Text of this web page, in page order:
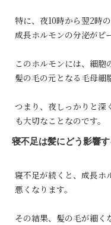
特に、夜10時から翌2時
成長ホルモンの分泌がピ
このホルモンには、細胞
髪の毛の元となる毛母細
つまり、夜しっかりと深
も大切なことなのです。
寝不足は髪にどう影響す
寝不足が続くと、成長ホ
悪くなります。
その結果、髪の毛が細く